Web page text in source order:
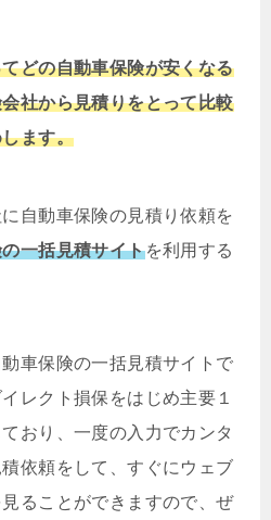
どの自動車保険が安くなる
社から見積りをとって比較
ます。
自動車保険の見積り依頼を
一括見積サイトを利用する
車保険の一括見積サイトで
レクト損保をはじめ主要１
おり、一度の入力でカンタ
依頼をして、すぐにウェブ
ることができますので、ぜ